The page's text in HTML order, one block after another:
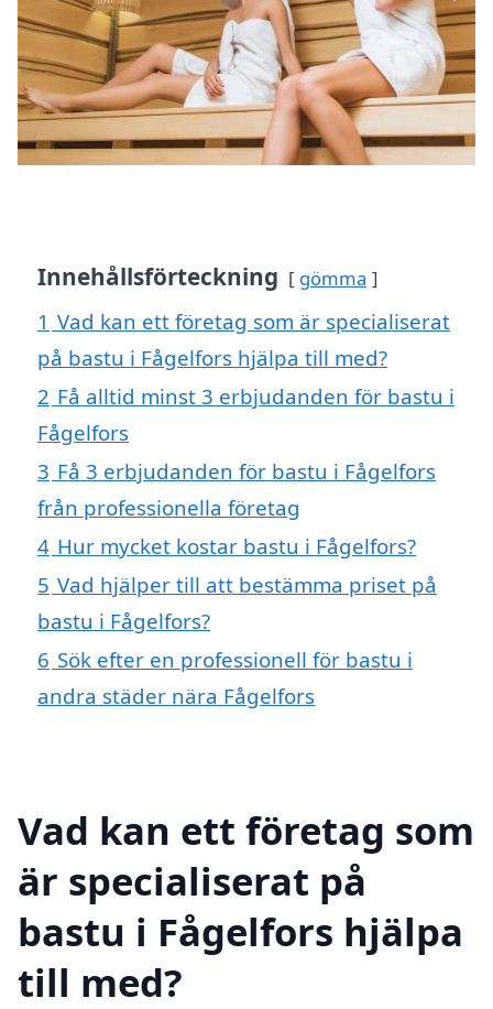
Innehållsförteckning gömma
1 Vad kan ett företag som är specialiserat
på bastu i Fågelfors hjälpa till med?
2 Få alltid minst 3 erbjudanden för bastu i
Fågelfors
3 Få 3 erbjudanden för bastu i Fågelfors
från professionella företag
4 Hur mycket kostar bastu i Fågelfors?
5 Vad hjälper till att bestämma priset på
bastu i Fågelfors?
6 Sök efter en professionell för bastu i
andra städer nära Fågelfors
Vad kan ett företag som
är specialiserat på
bastu i Fågelfors hjälpa
till med?